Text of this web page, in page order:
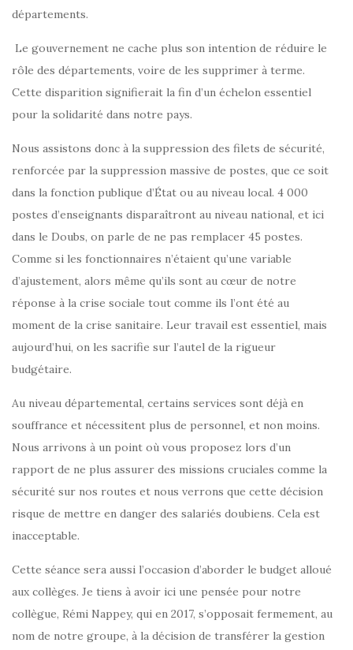
départements.
Le gouvernement ne cache plus son intention de réduire le
rôle des départements, voire de les supprimer à terme.
Cette disparition signifierait la fin d’un échelon essentiel
pour la solidarité dans notre pays.
Nous assistons donc à la suppression des filets de sécurité,
renforcée par la suppression massive de postes, que ce soit
dans la fonction publique d’État ou au niveau local. 4 000
postes d’enseignants disparaîtront au niveau national, et ici
dans le Doubs, on parle de ne pas remplacer 45 postes.
Comme si les fonctionnaires n’étaient qu’une variable
d’ajustement, alors même qu’ils sont au cœur de notre
réponse à la crise sociale tout comme ils l’ont été au
moment de la crise sanitaire. Leur travail est essentiel, mais
aujourd’hui, on les sacrifie sur l’autel de la rigueur
budgétaire.
Au niveau départemental, certains services sont déjà en
souffrance et nécessitent plus de personnel, et non moins.
Nous arrivons à un point où vous proposez lors d’un
rapport de ne plus assurer des missions cruciales comme la
sécurité sur nos routes et nous verrons que cette décision
risque de mettre en danger des salariés doubiens. Cela est
inacceptable.
Cette séance sera aussi l’occasion d’aborder le budget alloué
aux collèges. Je tiens à avoir ici une pensée pour notre
collègue, Rémi Nappey, qui en 2017, s’opposait fermement, au
nom de notre groupe, à la décision de transférer la gestion